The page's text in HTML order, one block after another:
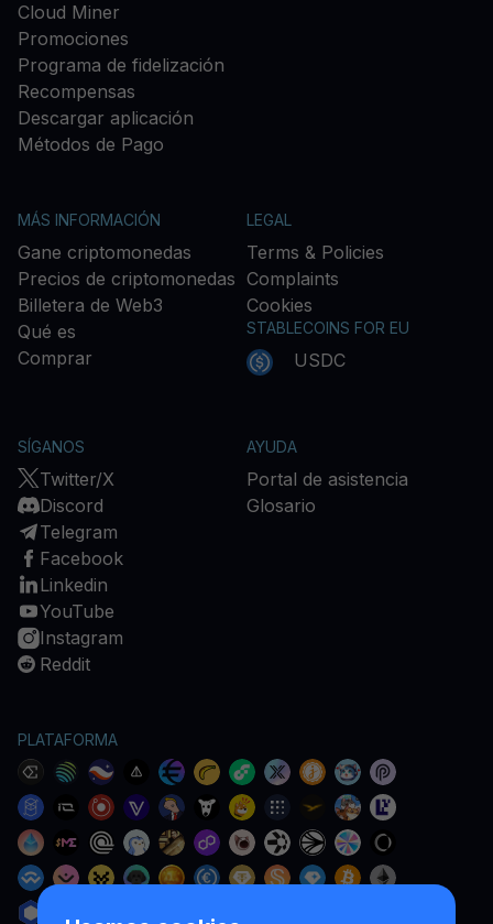
Cloud Miner
Promociones
Programa de fidelización
Recompensas
Descargar aplicación
Métodos de Pago
MÁS INFORMACIÓN
Gane criptomonedas
Precios de criptomonedas
Billetera de Web3
Qué es
Comprar
LEGAL
Terms & Policies
Complaints
Cookies
STABLECOINS FOR EU
USDC
SÍGANOS
Twitter/X
Discord
Telegram
Facebook
Linkedin
YouTube
Instagram
Reddit
AYUDA
Portal de asistencia
Glosario
PLATAFORMA